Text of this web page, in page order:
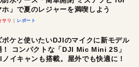
ホ」で夏のレジャーを満喫しよう
サリ レポート
ポケと使いたいDJIのマイクに新モデル
！ コンパクトな「DJI Mic Mini 2S」
ノイキャンも搭載。屋外でも快適に！